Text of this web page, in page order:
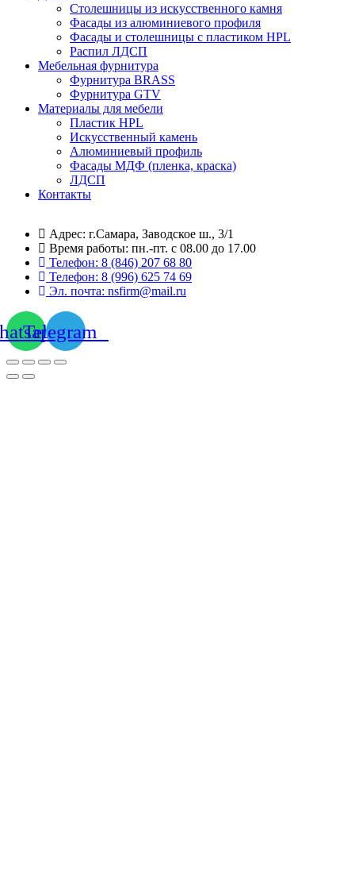
Столешницы из искусственного камня
Фасады из алюминиевого профиля
Фасады и столешницы с пластиком HPL
Распил ЛДСП
Мебельная фурнитура
Фурнитура BRASS
Фурнитура GTV
Материалы для мебели
Пластик HPL
Искусственный камень
Алюминиевый профиль
Фасады МДФ (пленка, краска)
ЛДСП
Контакты
Адрес: г.Самара, Заводское ш., 3/1
Время работы: пн.-пт. с 08.00 до 17.00
Телефон: 8 (846) 207 68 80
Телефон: 8 (996) 625 74 69
Эл. почта: nsfirm@mail.ru
Telegram